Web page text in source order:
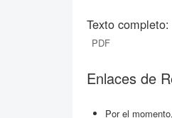
Texto completo:
PDF
Enlaces de
Por el